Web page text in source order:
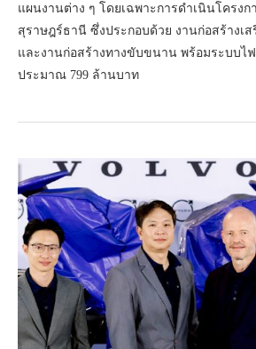
แผนงานต่าง ๆ โดยเฉพาะการดำเนินโครง
สุราษฎร์ธานี ซึ่งประกอบด้วย งานก่อสร้างเ
และงานก่อสร้างทางขับขนาน พร้อมระบบไ
ประมาณ 799 ล้านบาท